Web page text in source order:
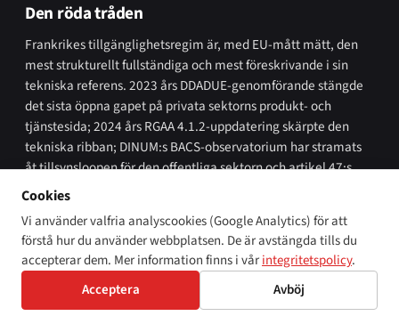
Den röda tråden
Frankrikes tillgänglighetsregim är, med EU-mått mätt, den
mest strukturellt fullständiga och mest föreskrivande i sin
tekniska referens. 2023 års DDADUE-genomförande stängde
det sista öppna gapet på privata sektorns produkt- och
tjänstesida; 2024 års RGAA 4.1.2-uppdatering skärpte den
tekniska ribban; DINUM:s BACS-observatorium har stramats
åt tillsynsloopen för den offentliga sektorn och artikel 47:s
stora företagsperimeter. Vad som återstår att testa under
bötesbefogenhet på 50 000 euro per produkt vid sin övre
gräns mot flagrant EAA-bristande efterlevnad — och om den
länge flaggade utvidgningen av artikel 47 under 250-
miljonerströskelns verkligen landar.
Cookies
Vi använder valfria analyscookies (Google Analytics) för att
förstå hur du använder webbplatsen. De är avstängda tills du
accepterar dem. Mer information finns i vårintegritetspolicy.
Acceptera
Avböj